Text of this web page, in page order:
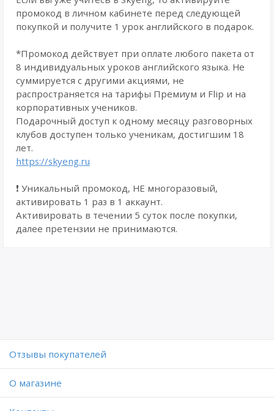
промокод в личном кабинете перед следующей
покупкой и получите 1 урок английского в подарок.
*Промокод действует при оплате любого пакета от
8 индивидуальных уроков английского языка. Не
суммируется с другими акциями, не
распространяется на тарифы Премиум и Flip и на
корпоративных учеников.
Подарочный доступ к одному месяцу разговорных
клубов доступен только ученикам, достигшим 18
лет.
https://skyeng.ru
❗ Уникальный промокод, НЕ многоразовый,
активировать 1 раз в 1 аккаунт.
Активировать в течении 5 суток после покупки,
далее претензии не принимаются.
Отзывы покупателей
O магазине